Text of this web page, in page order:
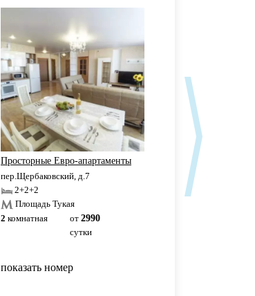
Просторные Евро-апартаменты
пер.Щербаковский, д.7
2+2+2
Площадь Тукая
2 комнатная от 2990
сутки
показать номер
Евро-апартаменты с
пер.Щербаковский, д.7
2+2